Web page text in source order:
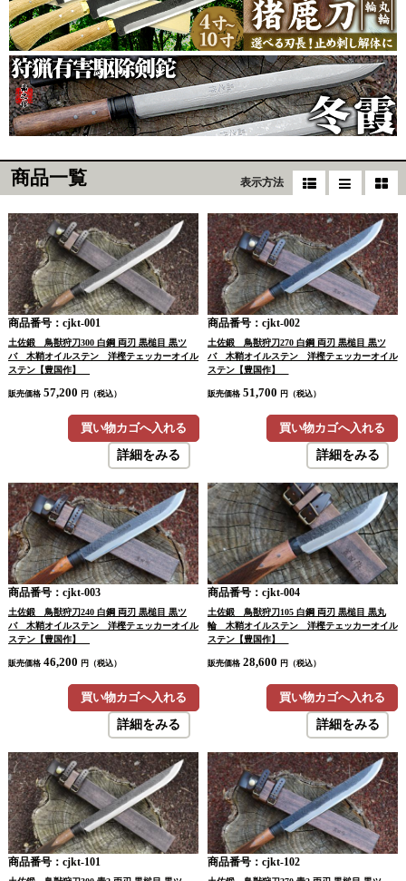
商品一覧 表示方法
商品番号：cjkt-001
土佐鍛 鳥獣狩刀300 白鋼 両刃 黒槌目 黒ツ
バ 木鞘オイルステン 洋樫テェッカーオイル
ステン【豊国作】
販売価格 57,200 円（税込）
買い物カゴへ入れる
詳細をみる
商品番号：cjkt-002
土佐鍛 鳥獣狩刀270 白鋼 両刃 黒槌目 黒ツ
バ 木鞘オイルステン 洋樫テェッカーオイル
ステン【豊国作】
販売価格 51,700 円（税込）
買い物カゴへ入れる
詳細をみる
商品番号：cjkt-003
土佐鍛 鳥獣狩刀240 白鋼 両刃 黒槌目 黒ツ
バ 木鞘オイルステン 洋樫テェッカーオイル
ステン【豊国作】
販売価格 46,200 円（税込）
買い物カゴへ入れる
詳細をみる
商品番号：cjkt-004
土佐鍛 鳥獣狩刀105 白鋼 両刃 黒槌目 黒丸
輪 木鞘オイルステン 洋樫テェッカーオイル
ステン【豊国作】
販売価格 28,600 円（税込）
買い物カゴへ入れる
詳細をみる
商品番号：cjkt-101 商品番号：cjkt-102